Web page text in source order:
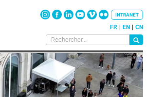
FR EN CN
INTRANET